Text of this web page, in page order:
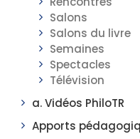
Salons
Salons du livre
Semaines
Spectacles
Télévision
a. Vidéos PhiloTR
Apports